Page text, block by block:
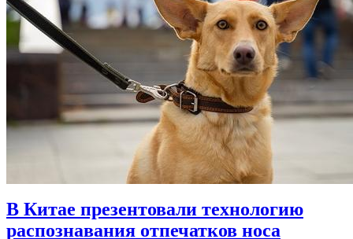
В Китае презентовали технологию
распознавания отпечатков носа